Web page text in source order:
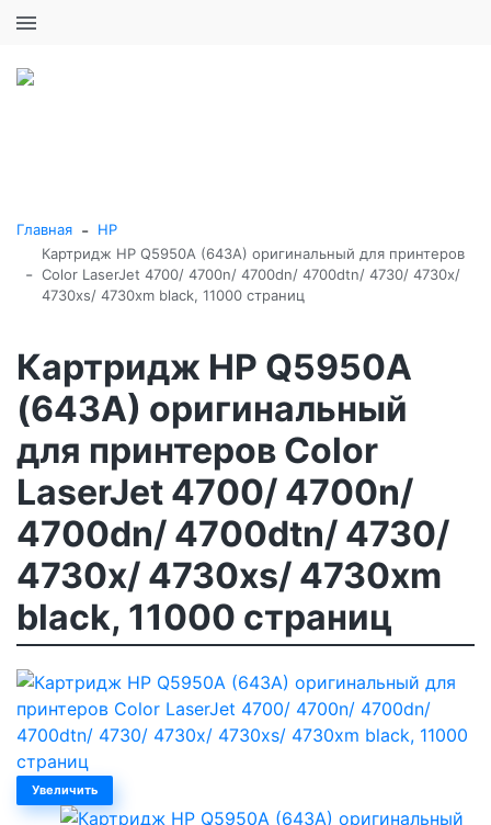
Главная - HP
-
Картридж HP Q5950A (643A) оригинальный для принтеров
Color LaserJet 4700/ 4700n/ 4700dn/ 4700dtn/ 4730/ 4730x/
4730xs/ 4730xm black, 11000 страниц
Картридж HP Q5950A
(643A) оригинальный
для принтеров Color
LaserJet 4700/ 4700n/
4700dn/ 4700dtn/ 4730/
4730x/ 4730xs/ 4730xm
black, 11000 страниц
Увеличить